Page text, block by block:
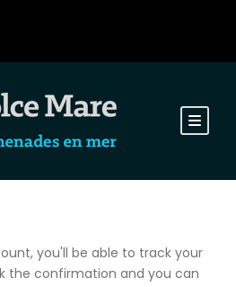
you'll be able to track your
the confirmation and you can